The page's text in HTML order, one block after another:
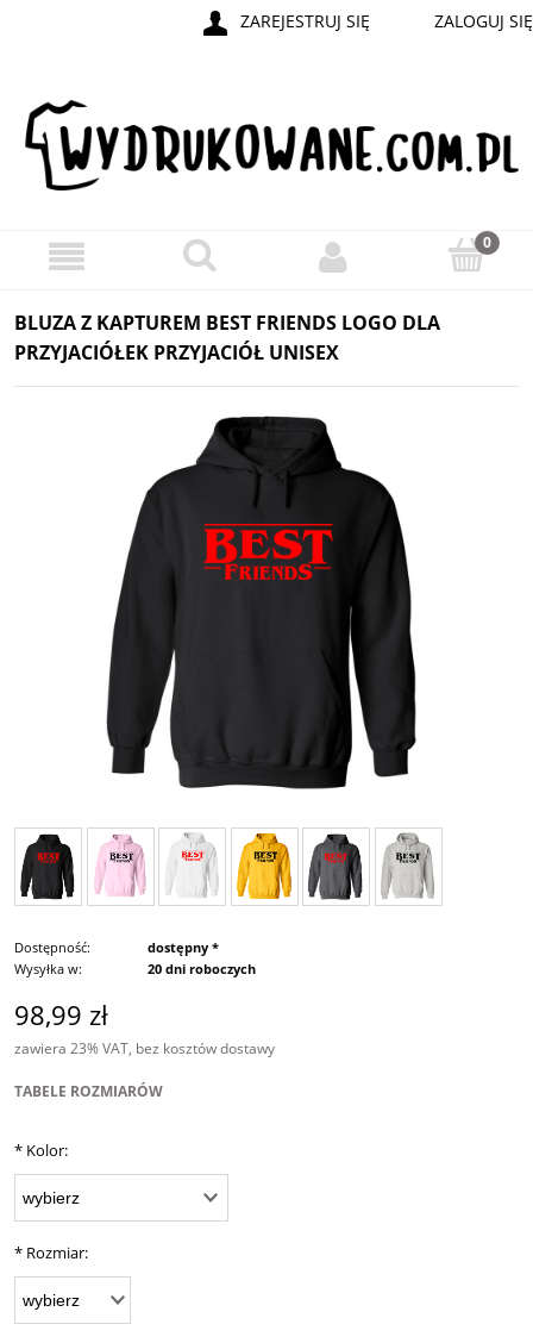
ZAREJESTRUJ SIĘ ZALOGUJ SIĘ
BLUZA Z KAPTUREM BEST FRIENDS LOGO DLA
PRZYJACIÓŁEK PRZYJACIÓŁ UNISEX
Dostępność:
dostępny *
Wysyłka w:
20 dni roboczych
98,99 zł
zawiera 23% VAT, bez kosztów dostawy
TABELE ROZMIARÓW
* Kolor:
* Rozmiar: